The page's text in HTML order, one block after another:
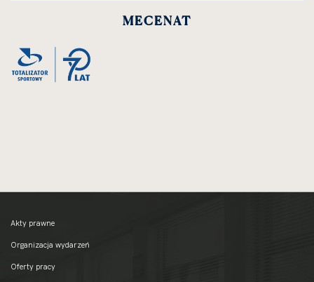
MECENAT
Akty prawne
Organizacja wydarzeń
Oferty pracy